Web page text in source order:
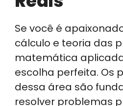
Se você é
cálculo e teoria das
matemática
escolha perfeita. Os
dessa área são
resolver problemas